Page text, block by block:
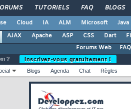
TUTORIELS FAQ BLOGS
Cloud IA ALM Microsoft Java
AJAX Apache ASP CSS Dart
Forums Web
?
Inscrivez-vous gratuitement !
Blogs Agenda Chat Règles